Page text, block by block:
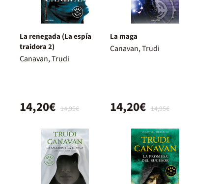
La renegada (La espía
traidora 2)
Canavan, Trudi
14,95€
14,20€
La maga
Canavan, Trudi
14,95€
14,20€